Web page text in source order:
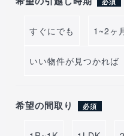
すぐにでも 1~2ヶ
いい物件が見つかれば
希望の間取り 必須